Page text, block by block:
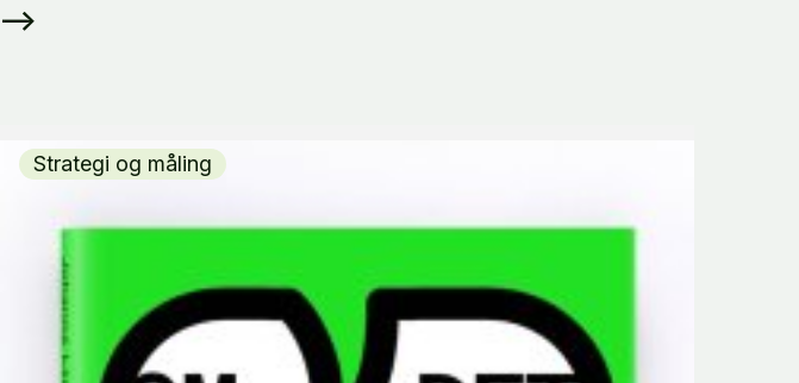
-->
Strategi og måling